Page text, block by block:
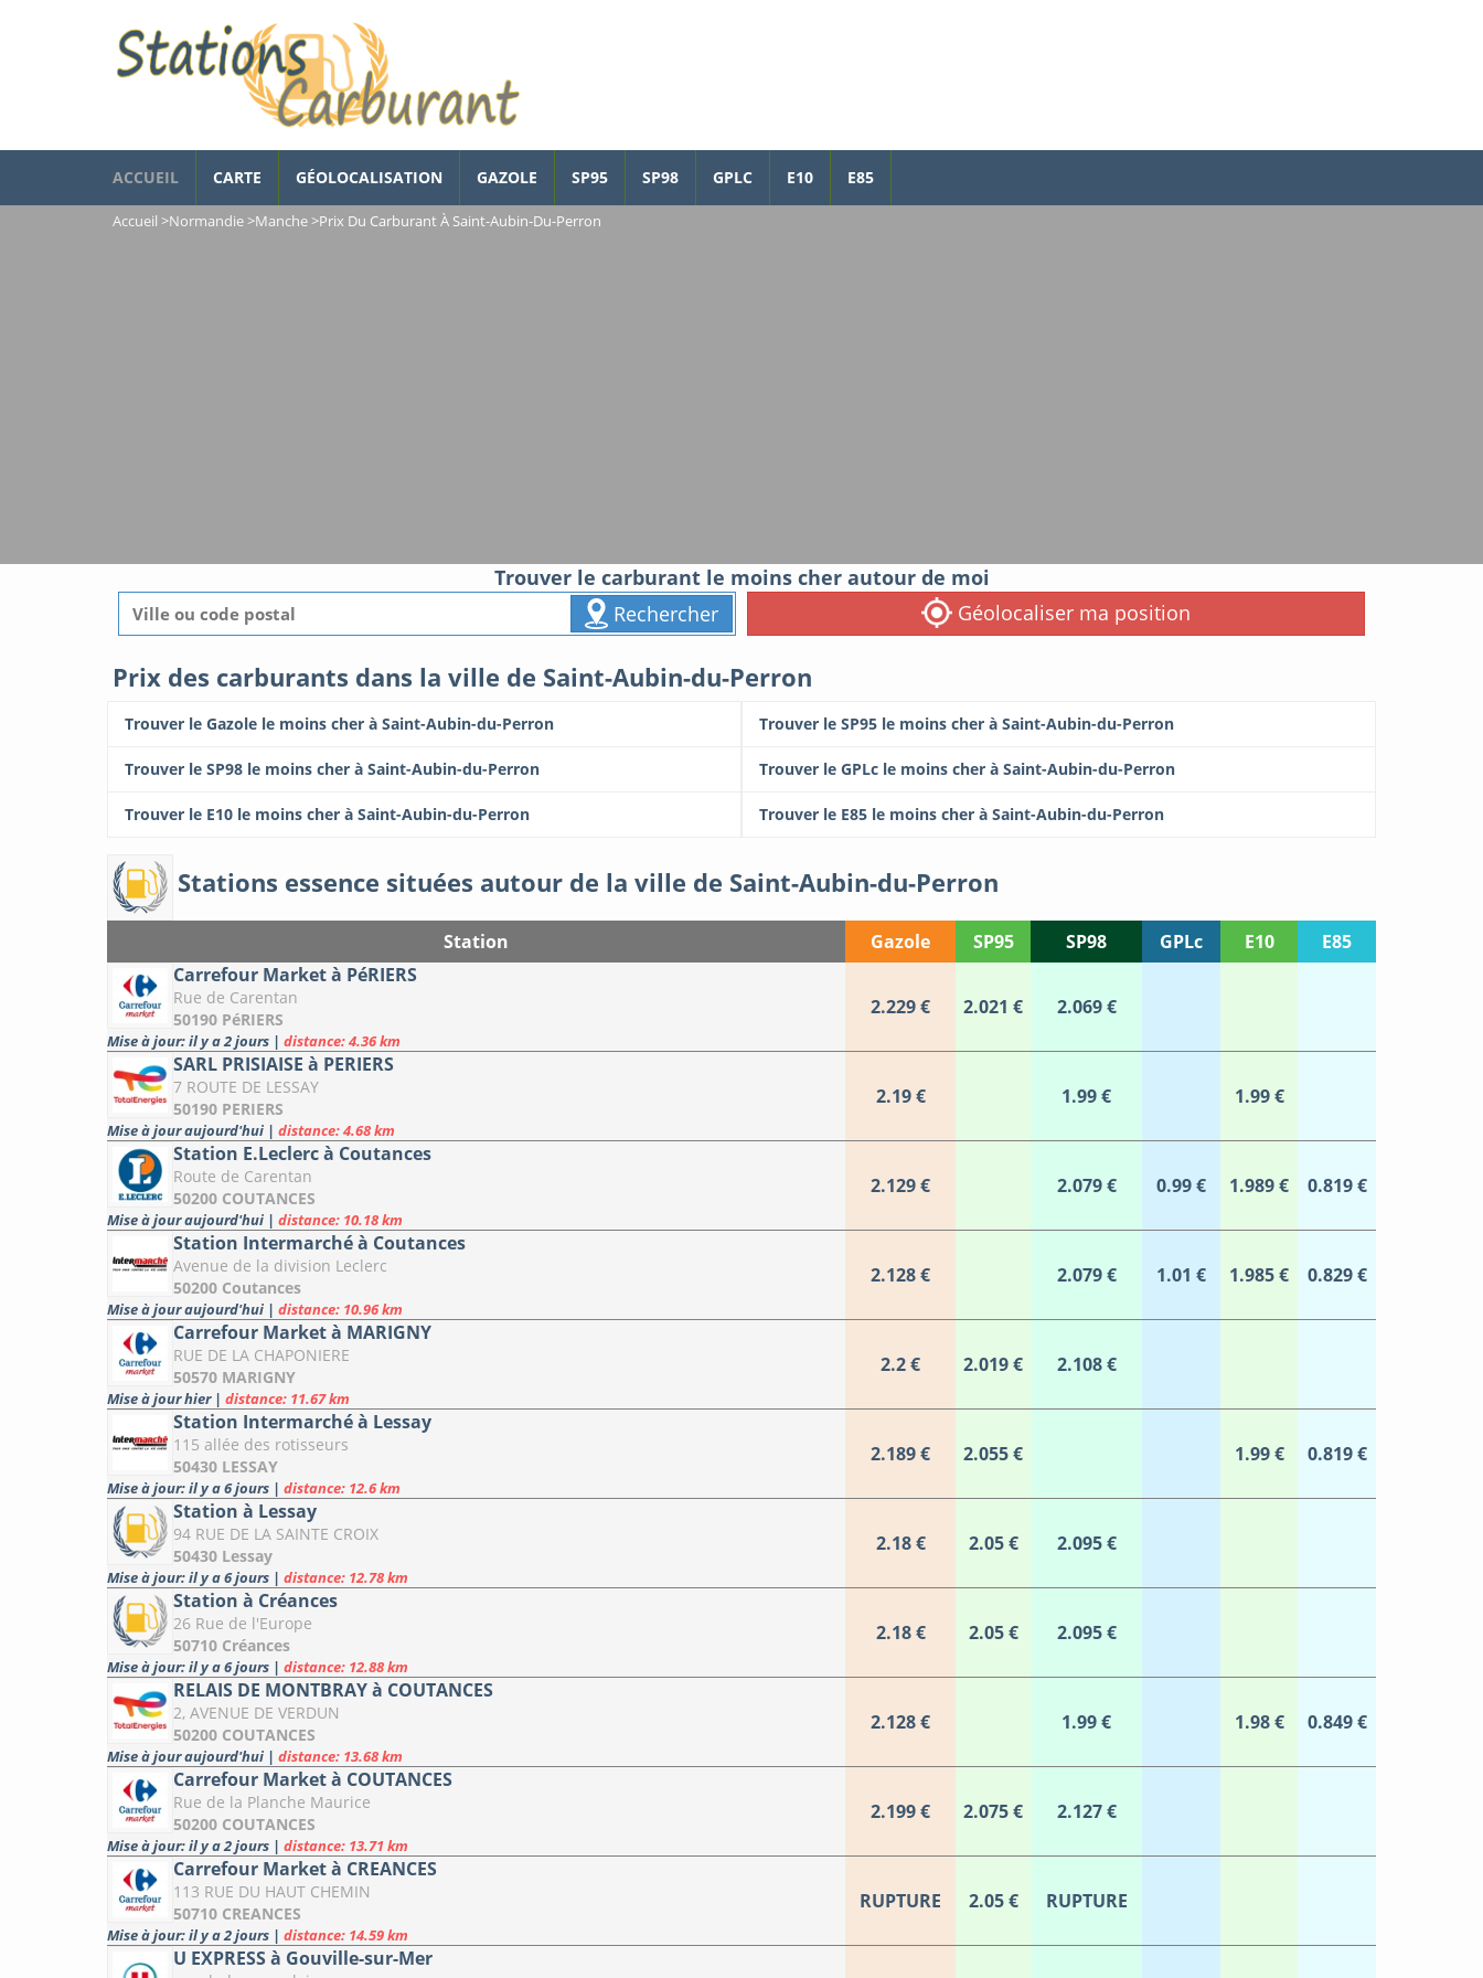
ACCUEIL CARTE GÉOLOCALISATION GAZOLE SP95 SP98 GPLC E10 E85
Accueil >Normandie>Manche>Prix Du Carburant À Saint-Aubin-Du-Perron
Trouver le carburant le moins cher autour de moi
Rechercher
Géolocaliser ma position
Prix des carburants dans la ville de Saint-Aubin-du-Perron
Trouver le Gazole le moins cher à Saint-Aubin-du-Perron Trouver le SP95 le moins cher à Saint-Aubin-du-Perron
Trouver le SP98 le moins cher à Saint-Aubin-du-Perron Trouver le GPLc le moins cher à Saint-Aubin-du-Perron
Trouver le E10 le moins cher à Saint-Aubin-du-Perron Trouver le E85 le moins cher à Saint-Aubin-du-Perron
Stations essence situées autour de la ville de Saint-Aubin-du-Perron
Station Gazole SP95 SP98 GPLc E10
E85
Carrefour Market à PéRIERS
Rue de Carentan
50190 PéRIERS
Mise à jour: il y a 2 jours | distance: 4.36 km
2.229 € 2.021 € 2.069 €
SARL PRISIAISE à PERIERS
7 ROUTE DE LESSAY
50190 PERIERS
Mise à jour aujourd'hui | distance: 4.68 km
2.19 € 1.99 € 1.99 €
Station E.Leclerc à Coutances
Route de Carentan
50200 COUTANCES
Mise à jour aujourd'hui | distance: 10.18 km
2.129 € 2.079 € 0.99 € 1.989 € 0.819 €
Station Intermarché à Coutances
Avenue de la division Leclerc
50200 Coutances
Mise à jour aujourd'hui | distance: 10.96 km
2.128 € 2.079 € 1.01 € 1.985 € 0.829 €
Carrefour Market à MARIGNY
RUE DE LA CHAPONIERE
50570 MARIGNY
Mise à jour hier | distance: 11.67 km
2.2 € 2.019 € 2.108 €
Station Intermarché à Lessay
115 allée des rotisseurs
50430 LESSAY
Mise à jour: il y a 6 jours | distance: 12.6 km
2.189 € 2.055 € 1.99 € 0.819 €
Station à Lessay
94 RUE DE LA SAINTE CROIX
50430 Lessay
Mise à jour: il y a 6 jours | distance: 12.78 km
2.18 € 2.05 € 2.095 €
Station à Créances
26 Rue de l'Europe
50710 Créances
Mise à jour: il y a 6 jours | distance: 12.88 km
2.18 € 2.05 € 2.095 €
RELAIS DE MONTBRAY à COUTANCES
2, AVENUE DE VERDUN
50200 COUTANCES
Mise à jour aujourd'hui | distance: 13.68 km
2.128 € 1.99 € 1.98 € 0.849 €
Carrefour Market à COUTANCES
Rue de la Planche Maurice
50200 COUTANCES
Mise à jour: il y a 2 jours | distance: 13.71 km
2.199 € 2.075 € 2.127 €
Carrefour Market à CREANCES
113 RUE DU HAUT CHEMIN
50710 CREANCES
Mise à jour: il y a 2 jours | distance: 14.59 km
RUPTURE 2.05 € RUPTURE
U EXPRESS à Gouville-sur-Mer